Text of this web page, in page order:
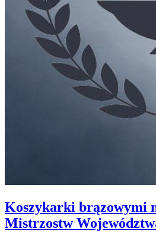
Koszykarki brązowymi
Mistrzostw